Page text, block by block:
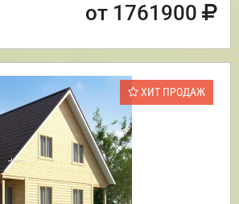
от 1761900
ХИТ ПРОДАЖ